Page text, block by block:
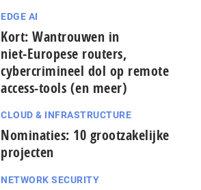
EDGE AI
Kort: Wantrouwen in
niet‑Europese routers,
cybercrimineel dol op remote
access-tools (en meer)
CLOUD & INFRASTRUCTURE
Nominaties: 10 grootzakelijke
projecten
NETWORK SECURITY